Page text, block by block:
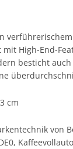
High-End-
besticht
cm
von